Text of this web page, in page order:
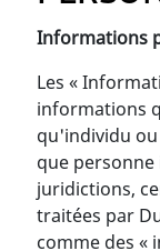
Informations
Les «
informations
qu'individu
que
juridictions,
traitées par
comme des «